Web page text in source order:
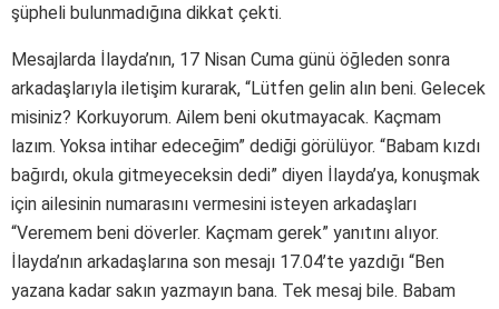
şüpheli bulunmadığına dikkat çekti.
Mesajlarda İlayda’nın, 17 Nisan Cuma günü öğleden sonra
arkadaşlarıyla iletişim kurarak, “Lütfen gelin alın beni. Gelecek
misiniz? Korkuyorum. Ailem beni okutmayacak. Kaçmam
lazım. Yoksa intihar edeceğim” dediği görülüyor. “Babam kızdı
bağırdı, okula gitmeyeceksin dedi” diyen İlayda’ya, konuşmak
için ailesinin numarasını vermesini isteyen arkadaşları
“Veremem beni döverler. Kaçmam gerek” yanıtını alıyor.
İlayda’nın arkadaşlarına son mesajı 17.04’te yazdığı “Ben
yazana kadar sakın yazmayın bana. Tek mesaj bile. Babam